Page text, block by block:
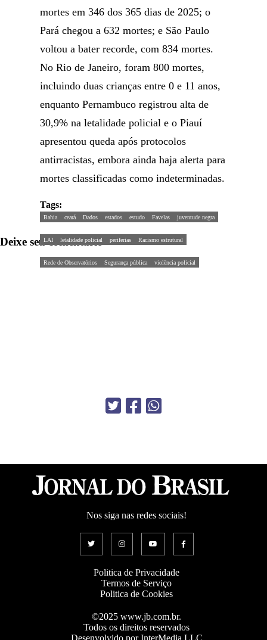
mortes em 346 dos 365 dias de 2025; o
Pará chegou a 632 mortes; e São Paulo
voltou a bater recorde, com 834 mortes.
No Rio de Janeiro, foram 800 mortes,
incluindo duas crianças entre 0 e 11 anos,
enquanto Pernambuco registrou alta de
30,9% na letalidade policial e o Piauí
apresentou queda após protocolos
antirracistas, embora ainda haja alerta para
mortes classificadas como indeterminadas.
Tags:
Bahia ceará Dados estados estudo Favelas juventude negra
LAI letalidade policial periferias Racismo estrutural
Rede de Observatórios Segurança pública violência policial
Deixe seu comentário
Nos siga nas redes sociais!
Politica de Privacidade
Termos de Serviço
Politica de Cookies
©2025 www.jb.com.br.
Todos os direitos reservados
Desenvolvido por InterMedia LLC